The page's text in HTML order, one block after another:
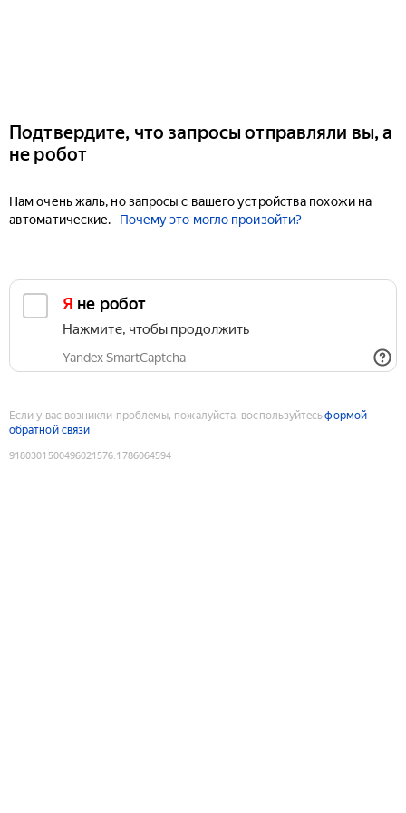
Подтвердите, что запросы отправляли вы, а
не робот
Нам очень жаль, но запросы с вашего устройства похожи на
автоматические.
Почему это могло произойти?
Я не робот
Нажмите, чтобы продолжить
Yandex SmartCaptcha
Если у вас возникли проблемы, пожалуйста, воспользуйтесьформой
обратной связи
9180301500496021576:1786064594